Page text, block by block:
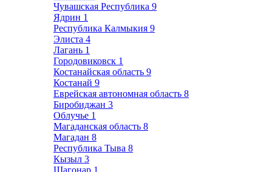
Чувашская Республика 9
Ядрин 1
Республика Калмыкия 9
Элиста 4
Лагань 1
Городовиковск 1
Костанайская область 9
Костанай 9
Еврейская автономная область 8
Биробиджан 3
Облучье 1
Магаданская область 8
Магадан 8
Республика Тыва 8
Кызыл 3
Шагонар 1